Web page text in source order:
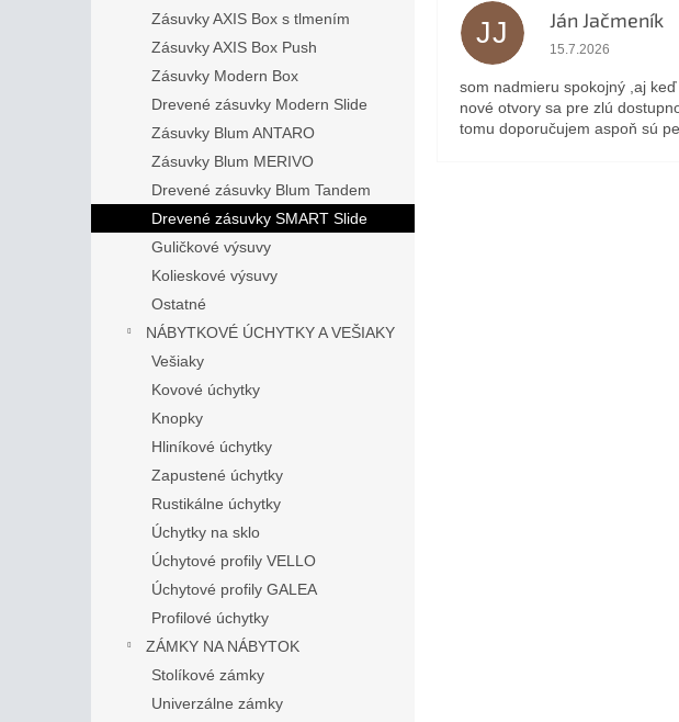
Zásuvky AXIS Box s tlmením
Zásuvky AXIS Box Push
Zásuvky Modern Box
Drevené zásuvky Modern Slide
Zásuvky Blum ANTARO
Zásuvky Blum MERIVO
Drevené zásuvky Blum Tandem
Drevené zásuvky SMART Slide
Guličkové výsuvy
Kolieskové výsuvy
Ostatné
NÁBYTKOVÉ ÚCHYTKY A VEŠIAKY
Vešiaky
Kovové úchytky
Knopky
Hliníkové úchytky
Zapustené úchytky
Rustikálne úchytky
Úchytky na sklo
Úchytové profily VELLO
Úchytové profily GALEA
Profilové úchytky
ZÁMKY NA NÁBYTOK
Stolíkové zámky
Univerzálne zámky
JJ Ján Jačmeník
Hodnotenie
15.7.2026
som nadmieru spokojný ,aj
nové otvory sa pre zlú
tomu doporučujem aspoň sú